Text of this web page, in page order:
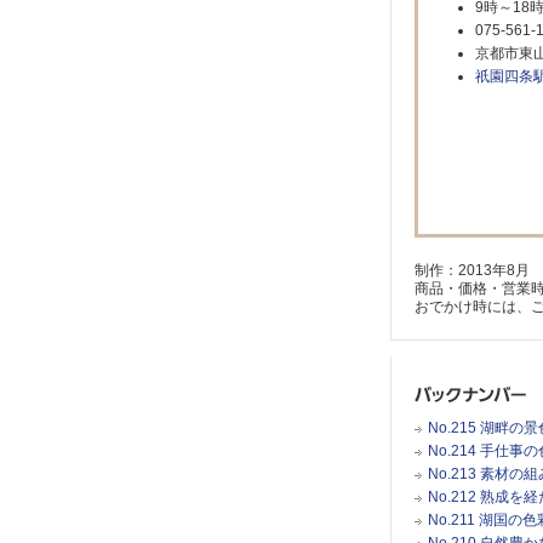
9時～18
075-561-
京都市東
祇園四条
制作：2013年8月
商品・価格・営業
おでかけ時には、
No.215 湖畔の景
No.214 手仕事の
No.213 素材の組
No.212 熟成を経
No.211 湖国の色